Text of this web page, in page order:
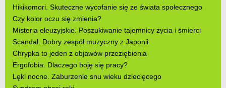
Hikikomori. Skuteczne wycofanie się ze świata społecznego
Czy kolor oczu się zmienia?
Misteria eleuzyjskie. Poszukiwanie tajemnicy życia i śmierci
Scandal. Dobry zespół muzyczny z Japonii
Chrypka to jeden z objawów przeziębienia
Ergofobia. Dlaczego boję się pracy?
Lęki nocne. Zaburzenie snu wieku dziecięcego